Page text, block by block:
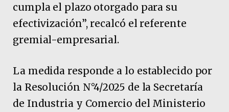
cumpla el plazo otorgado para su
efectivización”, recalcó el referente
gremial-empresarial.
La medida responde a lo establecido por
la Resolución N°4/2025 de la Secretaría
de Industria y Comercio del Ministerio